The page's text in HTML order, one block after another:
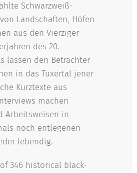
Schwarzweiß-
Landschaften, Höfen
aus den Vierziger-
des 20.
lassen den Betrachter
in das Tuxertal jener
Kurztexte aus
machen
Arbeitsweisen in
noch entlegenen
lebendig.
346 historical black-